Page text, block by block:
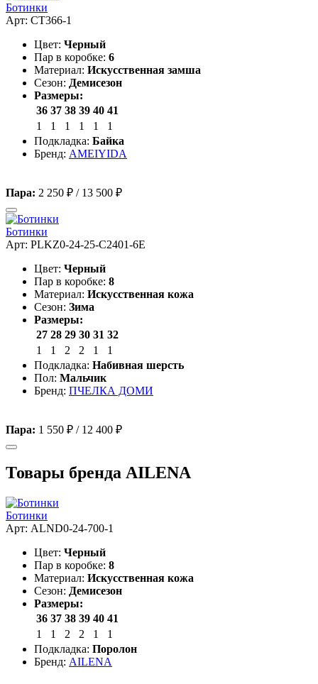
Ботинки
Арт: CT366-1
Цвет: Черный
Пар в коробке: 6
Материал: Искусственная замша
Сезон: Демисезон
Размеры:
36 37 38 39 40 41
1
1 1 1 1
1
Подкладка: Байка
Бренд: AMEIYIDA
Пара: 2 250 ₽ / 13 500 ₽
Ботинки
Арт: PLKZ0-24-25-C2401-6E
Цвет: Черный
Пар в коробке: 8
Материал: Искусственная кожа
Сезон: Зима
Размеры:
27 28 29 30 31 32
1
1 2 2 1
1
Подкладка: Набивная шерсть
Пол: Мальчик
Бренд: ПЧЕЛКА ДОМИ
Пара: 1 550 ₽ / 12 400 ₽
Товары бренда AILENA
Ботинки
Арт: ALND0-24-700-1
Цвет: Черный
Пар в коробке: 8
Материал: Искусственная кожа
Сезон: Демисезон
Размеры:
36 37 38 39 40 41
1
1 2 2 1
1
Подкладка: Поролон
Бренд: AILENA